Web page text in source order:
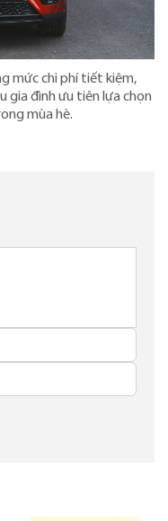
mức chi phí tiết kiệm,
gia đình ưu tiên lựa chọn
mùa hè.